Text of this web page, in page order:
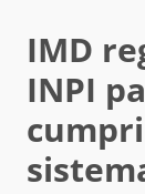
IMD
INPI